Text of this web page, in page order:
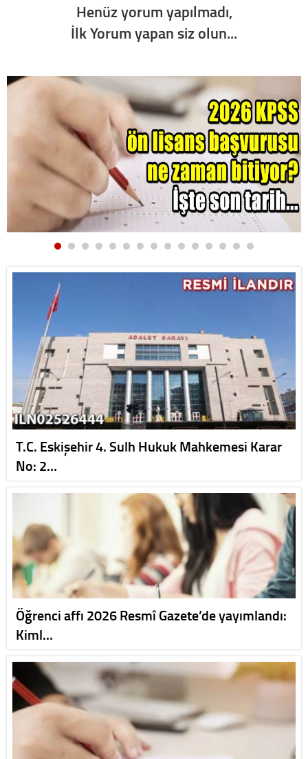
Henüz yorum yapılmadı,
İlk Yorum yapan siz olun...
T.C. Eskişehir 4. Sulh Hukuk Mahkemesi Karar
No: 2…
Öğrenci affı 2026 Resmî Gazete’de yayımlandı:
Kiml…